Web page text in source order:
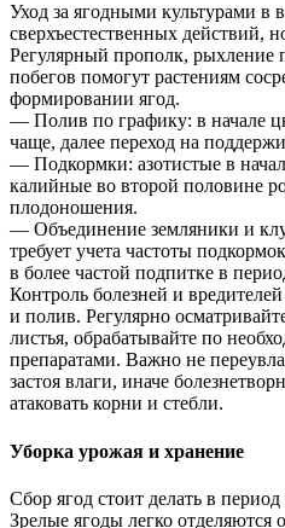
Уход за ягодными культурами в
сверхъестественных действий,
Регулярный прополк, рыхление
побегов помогут растениям
формировании ягод.
— Полив по графику: в начале
чаще, далее переход на
— Подкормки: азотистые в
калийные во второй половине
плодоношения.
— Объединение земляники и
требует учета частоты
в более частой подпитке в
Контроль болезней и
и полив. Регулярно
листья, обрабатывайте по
препаратами. Важно не
застоя влаги, иначе
атаковать корни и стебли.
Уборка урожая и хранение
Сбор ягод стоит делать в
Зрелые ягоды легко